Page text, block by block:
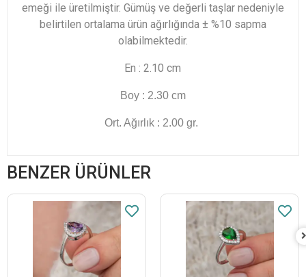
emeği ile üretilmiştir. Gümüş ve değerli taşlar nedeniyle
belirtilen ortalama ürün ağırlığında ± %10 sapma
olabilmektedir.
En : 2.10 cm
Boy : 2.30 cm
Ort. Ağırlık : 2.00 gr.
BENZER ÜRÜNLER